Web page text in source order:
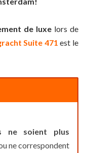
de luxelors de
Suite 471 est le
ne soient plus
ne correspondent